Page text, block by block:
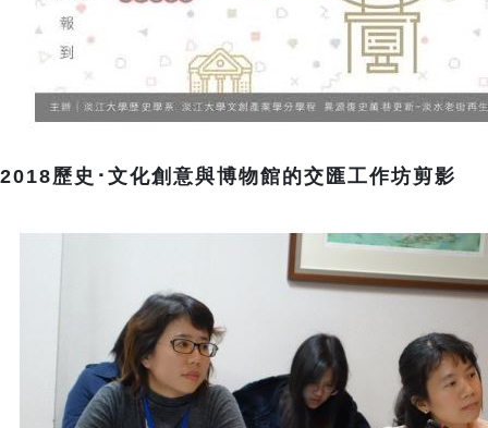
2018歷史･文化創意與博物館的交匯工作坊剪影